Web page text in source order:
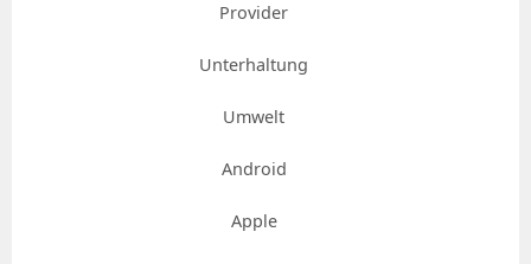
Provider
Unterhaltung
Umwelt
Android
Apple